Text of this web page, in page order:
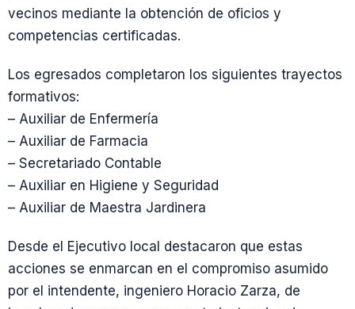
vecinos mediante la obtención de oficios y
competencias certificadas.
Los egresados completaron los siguientes trayectos
formativos:
– Auxiliar de Enfermería
– Auxiliar de Farmacia
– Secretariado Contable
– Auxiliar en Higiene y Seguridad
– Auxiliar de Maestra Jardinera
Desde el Ejecutivo local destacaron que estas
acciones se enmarcan en el compromiso asumido
por el intendente, ingeniero Horacio Zarza, de